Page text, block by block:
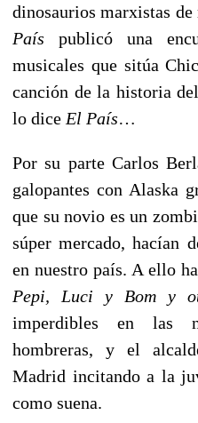
dinosaurios marxistas
País publicó una
musicales que sitúa
canción de la historia
lo dice El País…
Por su parte Carlos
galopantes con Alaska
que su novio es un
súper mercado, hacían
en nuestro país. A ello
Pepi, Luci y Bom y
imperdibles en las
hombreras, y el
Madrid incitando a la
como suena.